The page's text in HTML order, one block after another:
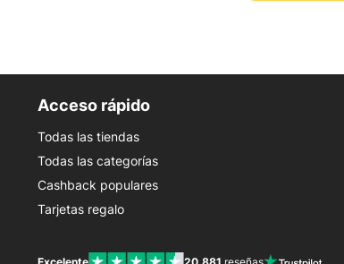
Acceso rápido
Todas las tiendas
Todas las categorías
Cashback populares
Tarjetas regalo
Excelente 20.881 reseñas